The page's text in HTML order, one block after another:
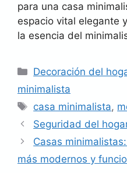
para una casa
espacio vital elegante
la esencia del
Categorías
Decoración del
minimalista
Etiquetas
casa minimalista,
Seguridad del
Casas
más modernos y